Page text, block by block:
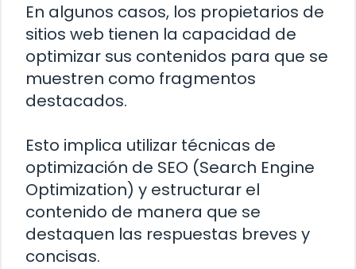
En algunos casos, los propietarios de
sitios web tienen la capacidad de
optimizar sus contenidos para que se
muestren como fragmentos
destacados.
Esto implica utilizar técnicas de
optimización de SEO (Search Engine
Optimization) y estructurar el
contenido de manera que se
destaquen las respuestas breves y
concisas.